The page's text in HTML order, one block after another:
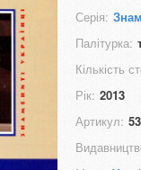
Серія:
Палітурка:
Кількість
Рік: 2013
Артикул: